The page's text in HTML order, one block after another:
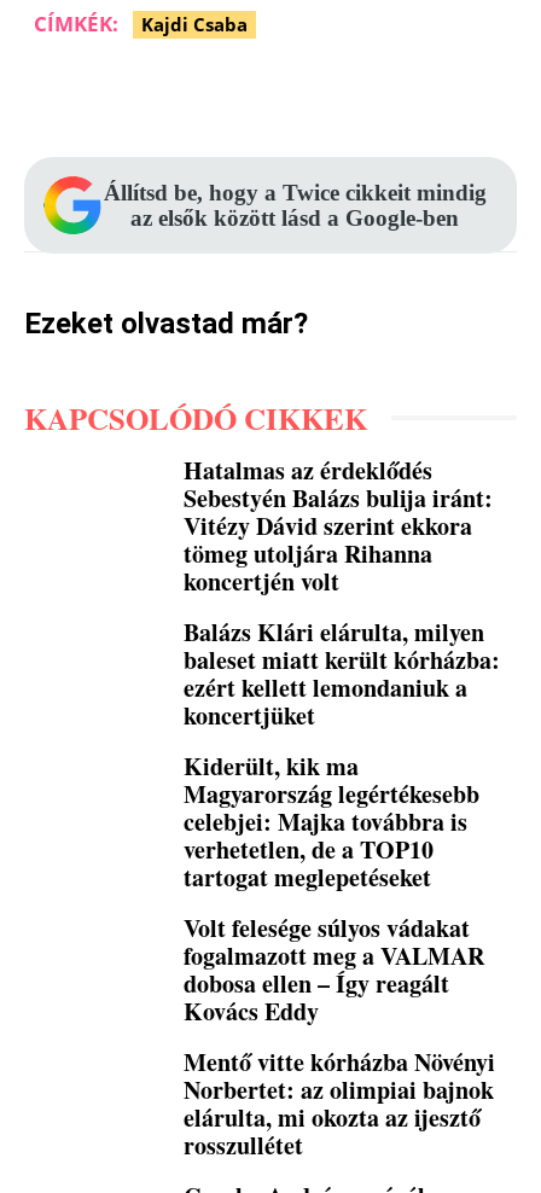
CÍMKÉK: Kajdi Csaba
Állítsd be, hogy a Twice cikkeit mindig
az elsők között lásd a Google-ben
Ezeket olvastad már?
KAPCSOLÓDÓ CIKKEK
Hatalmas az érdeklődés
Sebestyén Balázs bulija iránt:
Vitézy Dávid szerint ekkora
tömeg utoljára Rihanna
koncertjén volt
Balázs Klári elárulta, milyen
baleset miatt került kórházba:
ezért kellett lemondaniuk a
koncertjüket
Kiderült, kik ma
Magyarország legértékesebb
celebjei: Majka továbbra is
verhetetlen, de a TOP10
tartogat meglepetéseket
Volt felesége súlyos vádakat
fogalmazott meg a VALMAR
dobosa ellen – Így reagált
Kovács Eddy
Mentő vitte kórházba Növényi
Norbertet: az olimpiai bajnok
elárulta, mi okozta az ijesztő
rosszullétet